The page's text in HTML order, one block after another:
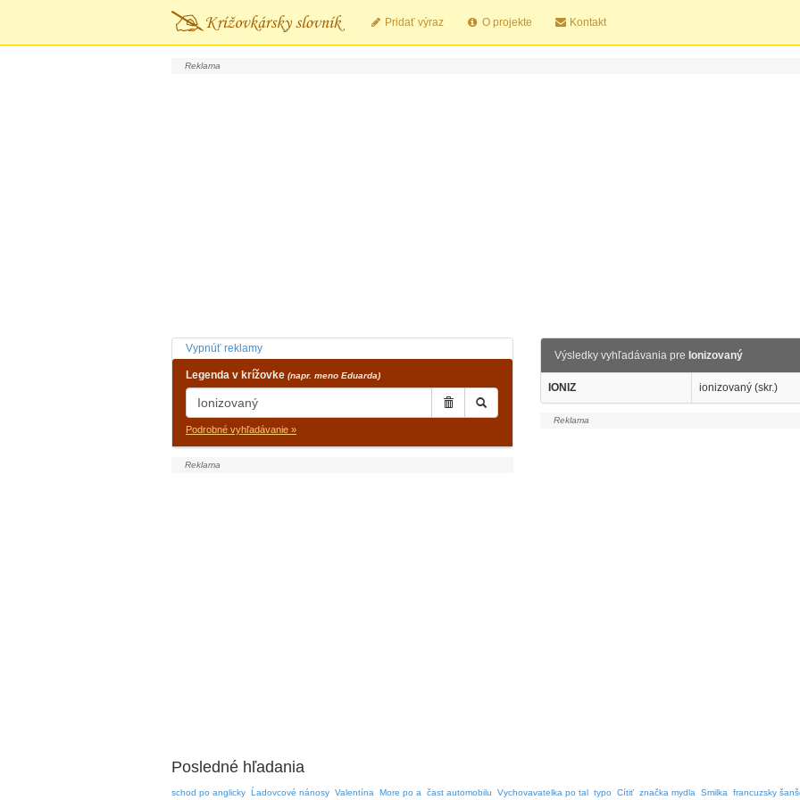
Pridať výraz O projekte Kontakt
Vypnúť reklamy
Legenda v krížovke (napr. meno Eduarda)
Podrobné vyhľadávanie »
Výsledky vyhľadávania pre Ionizovaný
IONIZ ionizovaný (skr.)
Posledné hľadania
schod po anglicky Ĺadovcové nánosy Valentína More po a čast automobilu Vychovavatelka po tal typo Cítiť značka mydla Smilka francuzsky